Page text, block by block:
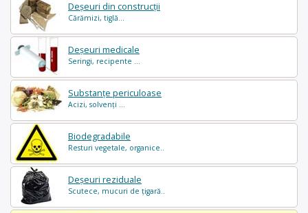
Deșeuri din construcții
Cărămizi, tiglă...
Deșeuri medicale
Seringi, recipente ...
Substanțe periculoase
Acizi, solvenți ...
Biodegradabile
Resturi vegetale, organice..
Deșeuri reziduale
Scutece, mucuri de țigară..